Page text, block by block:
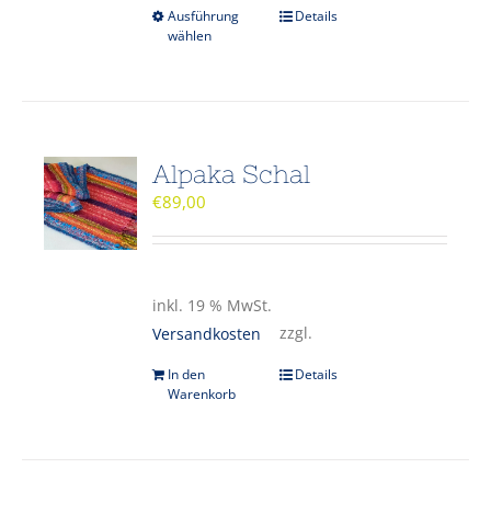
Ausführung
wählen
Details
Alpaka Schal
€89,00
inkl. 19 % MwSt.
zzgl.
Versandkosten
In den
Warenkorb
Details